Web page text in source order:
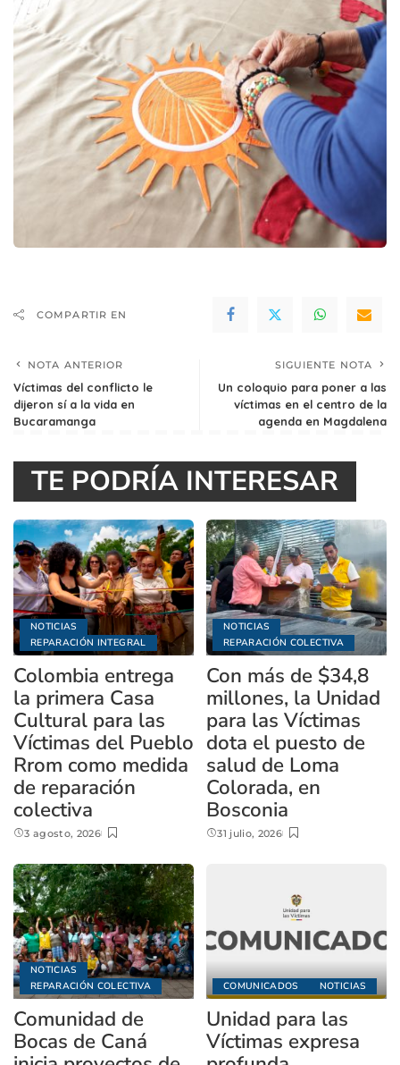
COMPARTIR EN
NOTA ANTERIOR
Víctimas del conflicto le
dijeron sí a la vida en
Bucaramanga
SIGUIENTE NOTA
Un coloquio para poner a las
víctimas en el centro de la
agenda en Magdalena
TE PODRÍA INTERESAR
NOTICIAS
REPARACIÓN INTEGRAL
Colombia entrega
la primera Casa
Cultural para las
Víctimas del Pueblo
Rrom como medida
de reparación
colectiva
3 agosto, 2026
NOTICIAS
REPARACIÓN COLECTIVA
Con más de $34,8
millones, la Unidad
para las Víctimas
dota el puesto de
salud de Loma
Colorada, en
Bosconia
31 julio, 2026
NOTICIAS
REPARACIÓN COLECTIVA
Comunidad de
Bocas de Caná
COMUNICADOS NOTICIAS
Unidad para las
Víctimas expresa